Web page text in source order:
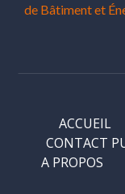
de Bâtiment et
ACCUEIL
CONTACT
A PROPOS